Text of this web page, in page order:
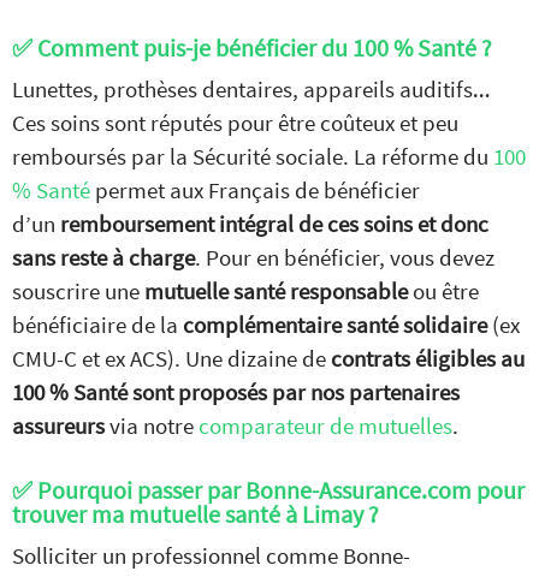
✅ Comment puis-je bénéficier du 100 % Santé ?
Lunettes, prothèses dentaires, appareils auditifs…
Ces soins sont réputés pour être coûteux et peu
remboursés par la Sécurité sociale. La réforme du 100
% Santé permet aux Français de bénéficier
d’un remboursement intégral de ces soins et donc
sans reste à charge. Pour en bénéficier, vous devez
souscrire une mutuelle santé responsableou être
bénéficiaire de la complémentaire santé solidaire(ex
CMU-C et ex ACS). Une dizaine de contrats éligibles au
100 % Santé sont proposés par nos partenaires
assureursvia notre comparateur de mutuelles.
✅ Pourquoi passer par Bonne-Assurance.com pour
trouver ma mutuelle santé à Limay ?
Solliciter un professionnel comme Bonne-
Comparez nos offres de
mutuelleGRATUITEMENT
etSANS ENGAGEMENT
JE COMPARE
les devis mutuelles santé